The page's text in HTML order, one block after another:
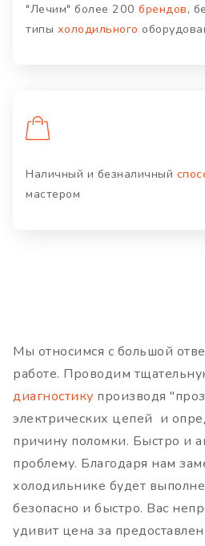
"Лечим" более 200 брендов,
типы холодильного
Наличный и безналичный
мастером
Мы относимся с большой
работе. Проводим
диагностику производя
электрических цепей и
причину поломки. Быстро и
проблему. Благодаря нам
холодильнике будет
безопасно и быстро. Вас
удивит цена за